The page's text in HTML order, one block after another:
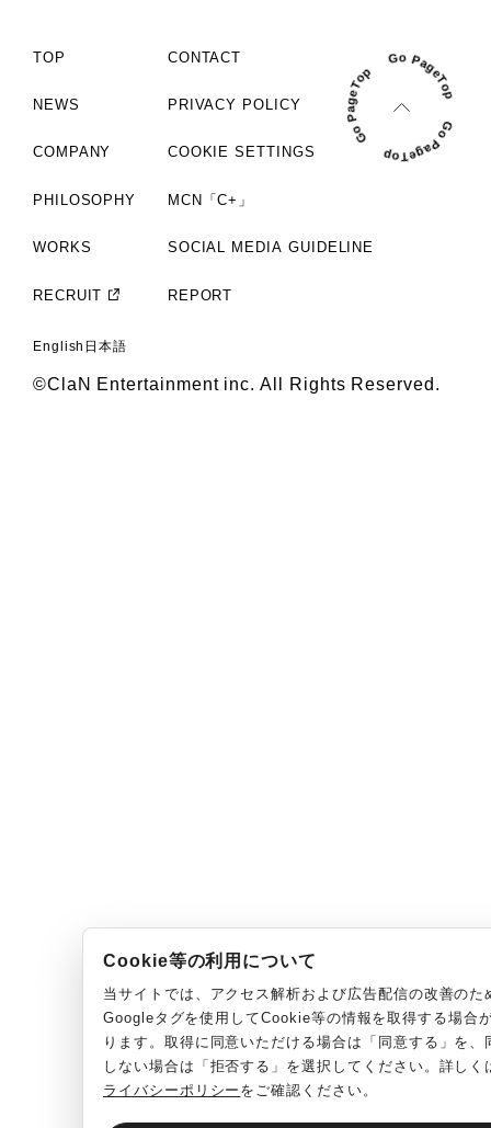
TOP
NEWS
COMPANY
PHILOSOPHY
WORKS
RECRUIT
CONTACT
PRIVACY POLICY
COOKIE SETTINGS
MCN「C+」
SOCIAL MEDIA GUIDELINE
REPORT
English 日本語
©ClaN Entertainment inc. All Rights Reserved.
Cookie等の利用について
当サイトでは、アクセス解析および広告配信の改善のた
Googleタグを使用してCookie等の情報を取得する場合
ります。取得に同意いただける場合は「同意する」を、
しない場合は「拒否する」を選択してください。詳しく
ライバシーポリシー をご確認ください。